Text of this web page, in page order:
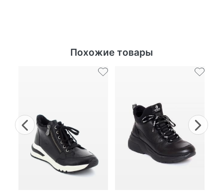
Похожие товары
Previous